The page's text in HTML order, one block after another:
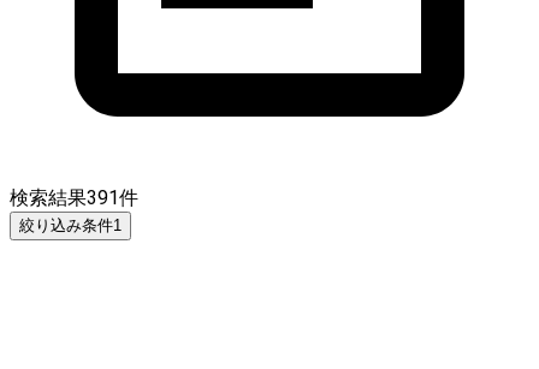
検索結果391件
絞り込み条件1